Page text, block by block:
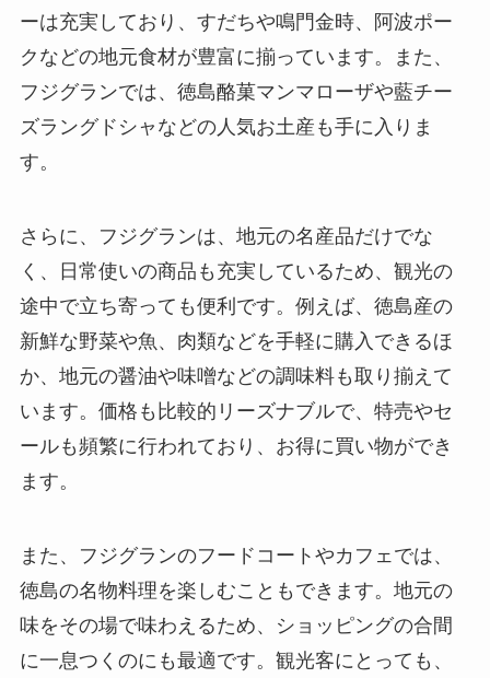
ーは充実しており、すだちや鳴門金時、阿波ポー
クなどの地元食材が豊富に揃っています。また、
フジグランでは、徳島酪菓マンマローザや藍チー
ズラングドシャなどの人気お土産も手に入りま
す。
さらに、フジグランは、地元の名産品だけでな
く、日常使いの商品も充実しているため、観光の
途中で立ち寄っても便利です。例えば、徳島産の
新鮮な野菜や魚、肉類などを手軽に購入できるほ
か、地元の醤油や味噌などの調味料も取り揃えて
います。価格も比較的リーズナブルで、特売やセ
ールも頻繁に行われており、お得に買い物ができ
ます。
また、フジグランのフードコートやカフェでは、
徳島の名物料理を楽しむこともできます。地元の
味をその場で味わえるため、ショッピングの合間
に一息つくのにも最適です。観光客にとっても、